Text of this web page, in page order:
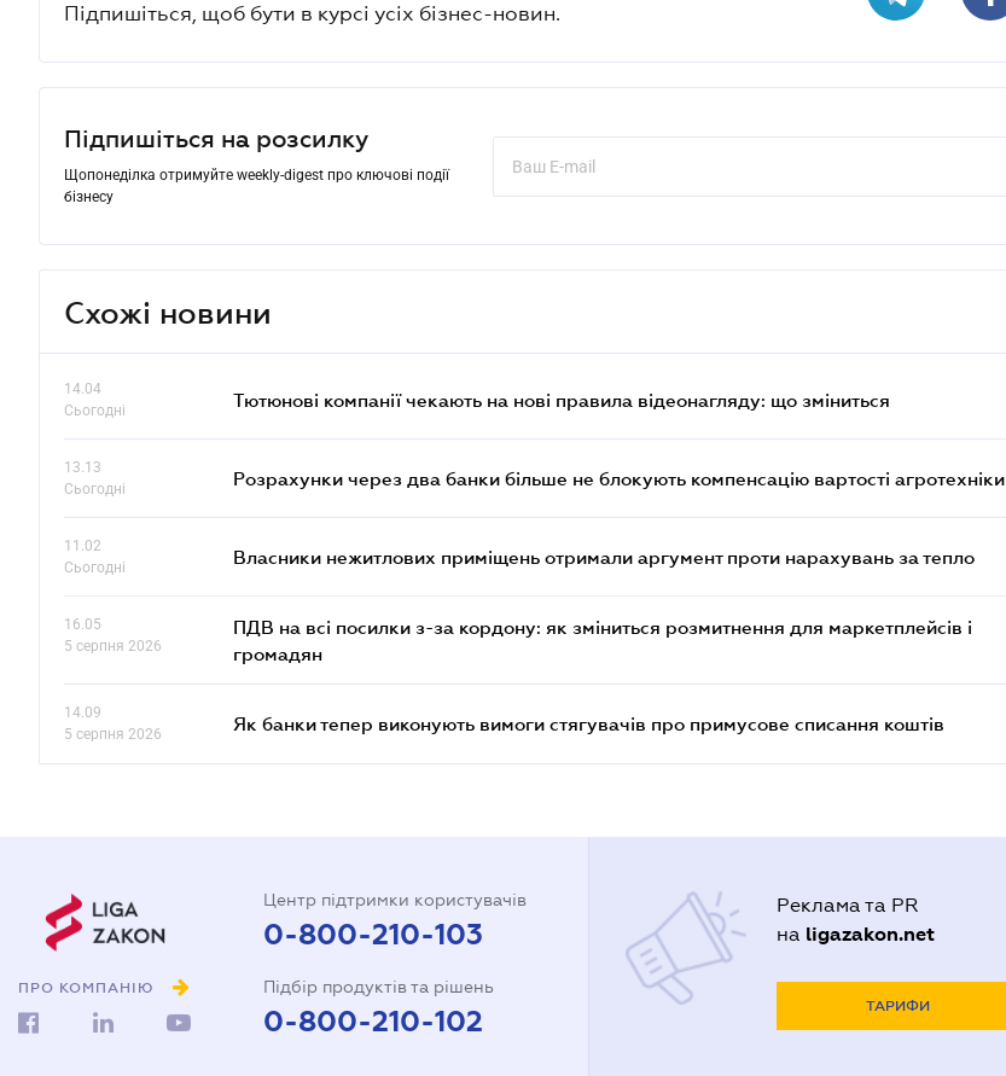
Підпишіться, щоб бути в курсі усіх бізнес-новин.
Підпишіться на розсилку
Щопонеділка отримуйте weekly-digest про ключові події
бізнесу
Схожі новини
14.04
Сьогодні
Тютюнові компанії чекають на нові правила відеонагляду: що зміниться
13.13
Сьогодні
Розрахунки через два банки більше не блокують компенсацію вартості агротехніки
11.02
Сьогодні
Власники нежитлових приміщень отримали аргумент проти нарахувань за тепло
16.05
5 серпня 2026
ПДВ на всі посилки з-за кордону: як зміниться розмитнення для маркетплейсів і
громадян
14.09
5 серпня 2026
Як банки тепер виконують вимоги стягувачів про примусове списання коштів
ПРО КОМПАНІЮ
Центр підтримки користувачів
0-800-210-103
Підбір продуктів та рішень
0-800-210-102
Реклама та PR
на ligazakon.net
ТАРИФИ